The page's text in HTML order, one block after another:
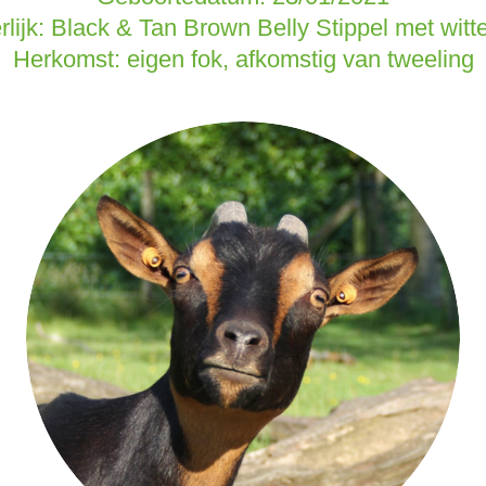
Black & Tan Brown Belly Stippel met
Herkomst: eigen fok, afkomstig van tweeling